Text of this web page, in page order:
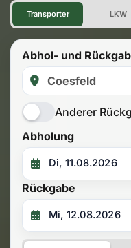
Transporter LKW
Abhol- und
Anderer
Abholung
Rückgabe